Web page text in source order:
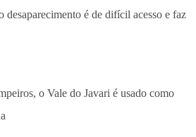
desaparecimento é de difícil acesso e faz